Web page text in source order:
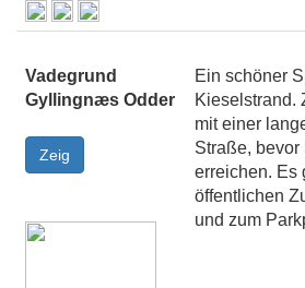
Vadegrund
Gyllingnæs Odder
Ein schöner
Kieselstrand.
mit einer
Straße,
erreichen. Es
öffentlichen
und zum